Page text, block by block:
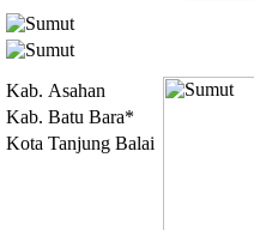
Kab. Asahan
Kab. Batu Bara*
Kota Tanjung Balai